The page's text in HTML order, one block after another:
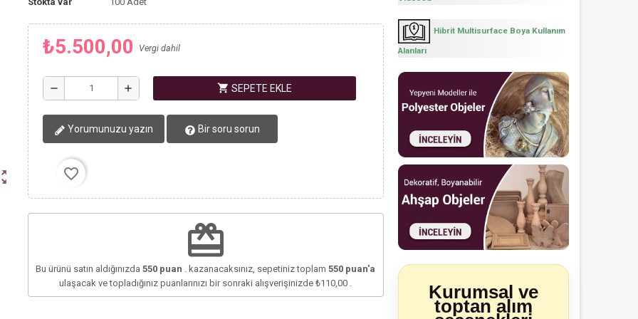
₺5.500,00 Vergi dahil
remove add shopping_cart SEPETE EKLE
Yorumunuzu yazın Bir soru sorun
favorite_border
redeem
Bu ürünü satın aldığınızda550 puan . kazanacaksınız, sepetiniz toplam550 puan'a
ulaşacak ve topladığınız puanlarınızı bir sonraki alışverişinizde₺110,00
Hibrit Multisurface Boya Kullanım
Alanları
Kurumsal ve
toptan alım